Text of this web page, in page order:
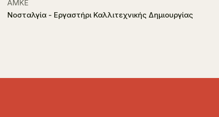
ΑΜΚΕ
Νοσταλγία - Εργαστήρι Καλλιτεχνικής Δημιουργίας